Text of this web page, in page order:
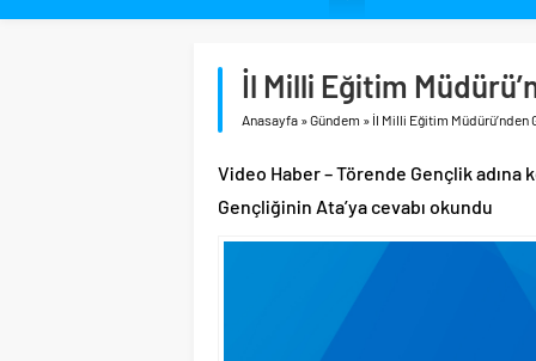
Hangi Konuda
Balçık, “Çorumspor”
Balçık “Takımın
ÇOSTOG’dan Hızlı
‘Ahlatcı’ya 2.
Şehir Defteri’nin
İl Milli Eğitim
Anasayfa »Gündem » İl Milli Eğitim Müdürü’nden
Video Haber – Törende Gençlik adına
Gençliğinin Ata’ya cevabı okundu